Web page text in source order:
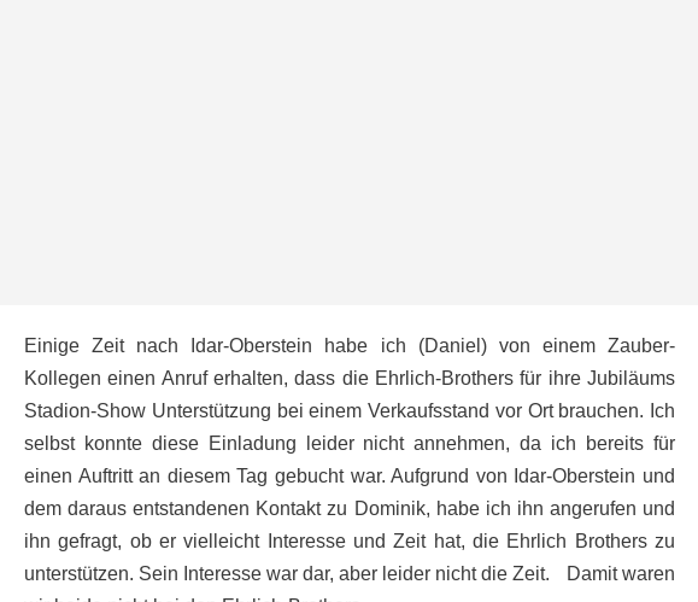
Einige Zeit nach Idar-Oberstein habe ich (Daniel) von einem Zauber-
Kollegen einen Anruf erhalten, dass die Ehrlich-Brothers für ihre Jubiläums
Stadion-Show Unterstützung bei einem Verkaufsstand vor Ort brauchen. Ich
selbst konnte diese Einladung leider nicht annehmen, da ich bereits für
einen Auftritt an diesem Tag gebucht war. Aufgrund von Idar-Oberstein und
dem daraus entstandenen Kontakt zu Dominik, habe ich ihn angerufen und
ihn gefragt, ob er vielleicht Interesse und Zeit hat, die Ehrlich Brothers zu
unterstützen. Sein Interesse war dar, aber leider nicht die Zeit. Damit waren